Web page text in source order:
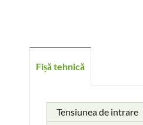
Fișă tehnică
Tensiunea de intrare